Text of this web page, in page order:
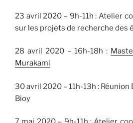
23 avril 2020 – 9h-11h : Atelier
sur les projets de recherche des
28 avril 2020 – 16h-18h :
Murakami
30 avril 2020 – 11h-13h :
Bioy